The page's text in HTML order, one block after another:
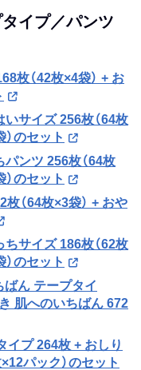
タイプ／パンツ
枚（42枚×4袋） + お
サイズ 256枚（64枚
のセット
ンツ 256枚（64枚
のセット
（64枚×3袋） + おや
サイズ 186枚（62枚
のセット
ん テープタイ
肌へのいちばん 672
イプ 264枚 + おしり
パック）のセット